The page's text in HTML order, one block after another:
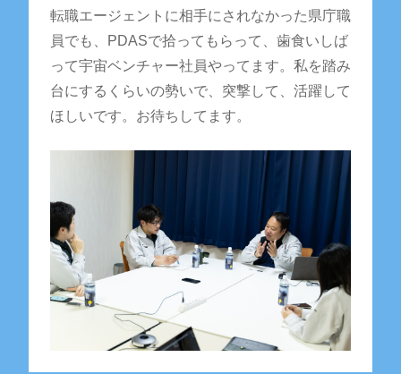
転職エージェントに相手にされなかった県庁職
員でも、PDASで拾ってもらって、歯食いしば
って宇宙ベンチャー社員やってます。私を踏み
台にするくらいの勢いで、突撃して、活躍して
ほしいです。お待ちしてます。